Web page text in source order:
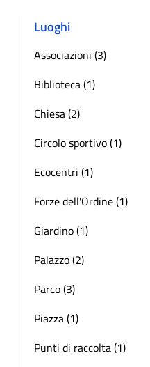
Luoghi
Associazioni (3)
Biblioteca (1)
Chiesa (2)
Circolo sportivo (1)
Ecocentri (1)
Forze dell'Ordine (1)
Giardino (1)
Palazzo (2)
Parco (3)
Piazza (1)
Punti di raccolta (1)